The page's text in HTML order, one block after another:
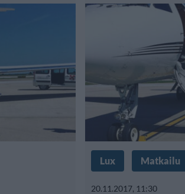
Lux Matkailu
20.11.2017, 11:30